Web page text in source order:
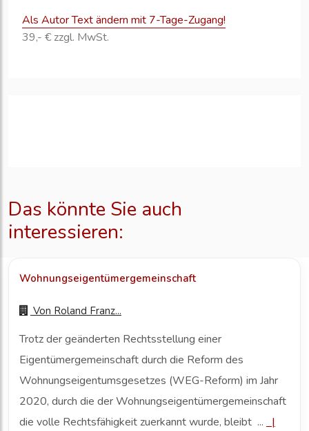
Als Autor Text ändern mit 7-Tage-Zugang!
39,- € zzgl. MwSt.
Das könnte Sie auch
interessieren:
Wohnungseigentümergemeinschaft
Von Roland Franz...
Trotz der geänderten Rechtsstellung einer
Eigentümergemeinschaft durch die Reform des
Wohnungseigentumsgesetzes (WEG-Reform) im Jahr
2020, durch die der Wohnungseigentümergemeinschaft
die volle Rechtsfähigkeit zuerkannt wurde, bleibt ...
|